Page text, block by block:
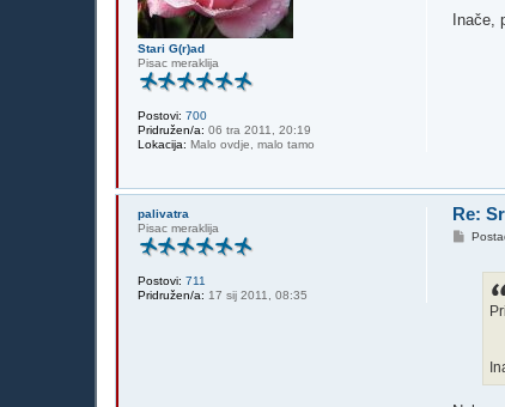
Stari G(r)ad
Pisac meraklija
Postovi: 700
Pridružen/a: 06 tra 2011, 20:19
Lokacija: Malo ovdje, malo tamo
Inače,
palivatra
Pisac meraklija
Postovi: 711
Pridružen/a: 17 sij 2011, 08:35
Re:
P